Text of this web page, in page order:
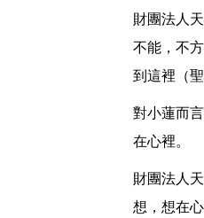
財團法人
不能，不
到這裡（
對小蓮而
在心裡。
財團法人
想，想在